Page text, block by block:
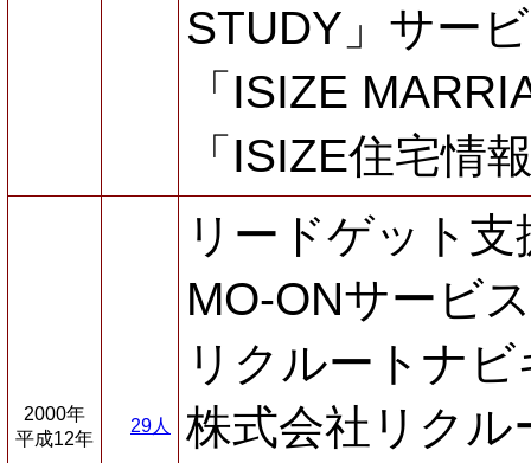
STUDY」サー
「ISIZE
「ISIZE住宅情
2000年
平成12年
29人
リードゲット
MO-ONサービ
リクルートナ
株式会社リク